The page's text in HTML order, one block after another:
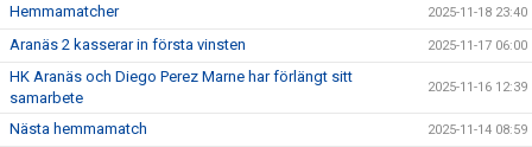
Hemmamatcher 2025-11-18 23:40
Aranäs 2 kasserar in första vinsten 2025-11-17 06:00
HK Aranäs och Diego Perez Marne har förlängt sitt
samarbete
2025-11-16 12:39
Nästa hemmamatch 2025-11-14 08:59